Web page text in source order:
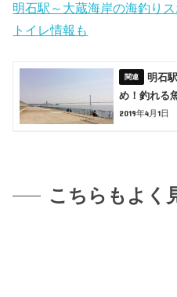
明石駅～大蔵海岸の海釣り
トイレ情報も
明石
め！釣れる
2019年4月1日
こちらもよく